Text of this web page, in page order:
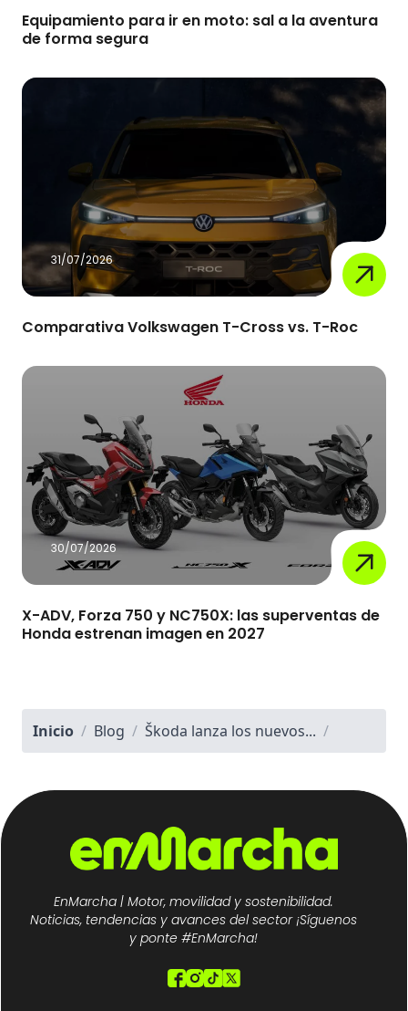
Equipamiento para ir en moto: sal a la aventura
de forma segura
31/07/2026
Comparativa Volkswagen T-Cross vs. T-Roc
30/07/2026
X-ADV, Forza 750 y NC750X: las superventas de
Honda estrenan imagen en 2027
Inicio / Blog / Škoda lanza los nuevos... /
EnMarcha | Motor, movilidad y sostenibilidad.
Noticias, tendencias y avances del sector ¡Síguenos
y ponte #EnMarcha!